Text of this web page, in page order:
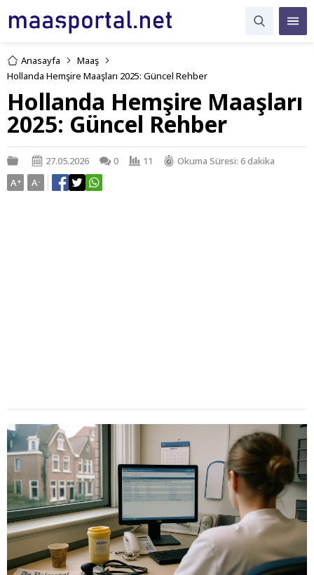
Anasayfa
Maaş
Hollanda Hemşire Maaşları 2025: Güncel Rehber
Hollanda Hemşire Maaşları
2025: Güncel Rehber
27.05.2026 0 11
Okuma Süresi: 6 dakika
A+ A-